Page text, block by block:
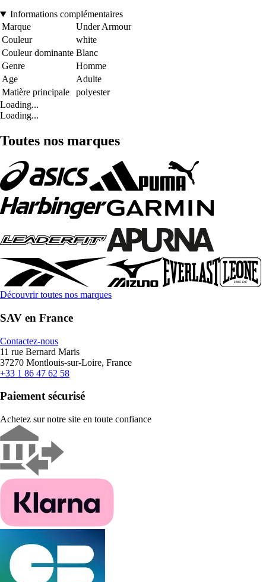
Informations complémentaires
Marque
Under Armour
Couleur
white
Couleur dominante Blanc
Genre
Homme
Age
Adulte
Matière principale
polyester
Loading...
Loading...
Toutes nos marques
Découvrir toutes nos marques
SAV en France
Contactez-nous
11 rue Bernard Maris
37270 Montlouis-sur-Loire, France
+33 1 86 47 62 58
Paiement sécurisé
Achetez sur notre site en toute confiance